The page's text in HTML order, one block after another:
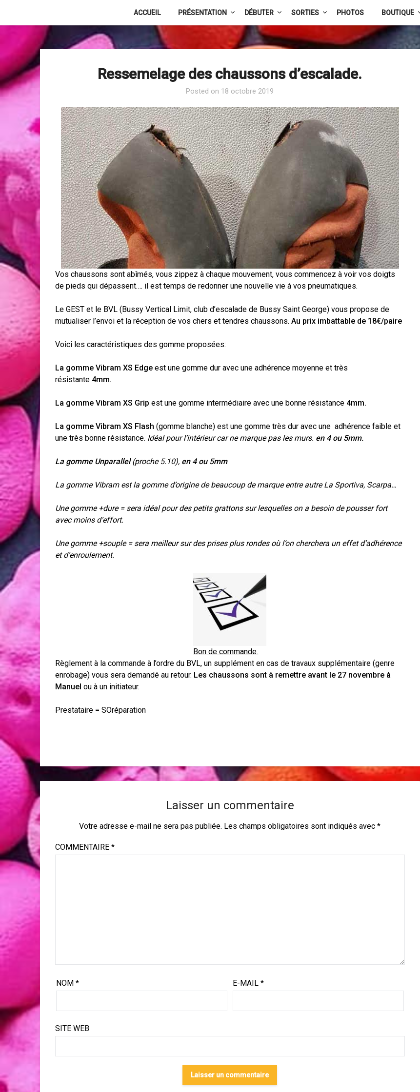
ACCUEIL PRÉSENTATION DÉBUTER SORTIES PHOTOS BOUTIQUE
Ressemelage des chaussons d’escalade.
Posted on 18 octobre 2019
Vos chaussons sont abîmés, vous zippez à chaque mouvement, vous commencez à voir vos doigts
de pieds qui dépassent…. il est temps de redonner une nouvelle vie à vos pneumatiques.
Le GEST et le BVL (Bussy Vertical Limit, club d’escalade de Bussy Saint George) vous propose de
mutualiser l’envoi et la réception de vos chers et tendres chaussons.Au prix imbattable de 18€/paire
Voici les caractéristiques des gomme proposées:
La gomme Vibram XS Edge est une gomme dur avec une adhérence moyenne et très
résistante 4mm.
La gomme Vibram XS Grip est une gomme intermédiaire avec une bonne résistance 4mm.
La gomme Vibram XS Flash (gomme blanche) est une gomme très dur avec une adhérence faible et
une très bonne résistance. Idéal pour l’intérieur car ne marque pas les murs. en 4 ou 5mm.
La gomme Unparallel(proche 5.10), en 4 ou 5mm
La gomme Vibram est la gomme d’origine de beaucoup de marque entre autre La Sportiva, Scarpa…
Une gomme +dure = sera idéal pour des petits grattons sur lesquelles on a besoin de pousser fort
avec moins d’effort.
Une gomme +souple = sera meilleur sur des prises plus rondes où l’on cherchera un effet d’adhérence
et d’enroulement.
Bon de commande.
Règlement à la commande à l’ordre du BVL, un supplément en cas de travaux supplémentaire (genre
enrobage) vous sera demandé au retour. Les chaussons sont à remettre avant le 27 novembre à
Manuelou à un initiateur.
Prestataire = SOréparation
Laisser un commentaire
Votre adresse e-mail ne sera pas publiée. Les champs obligatoires sont indiqués avec*
COMMENTAIRE*
NOM * E-MAIL *
SITE WEB